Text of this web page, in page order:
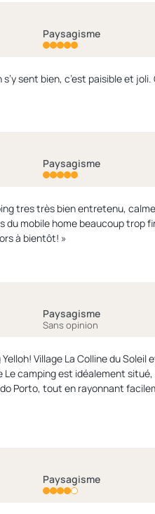
Paysagisme
Paysagisme
tres très bien entretenu,
mobile home beaucoup trop
à bientôt! »
Paysagisme
Sans opinion
Village La Colline du
camping est idéalement
Porto, tout en rayonnant
les grands monastères
la supérette du camping est
propreté exemplaire. Les
pente mal orientée au niveau
Paysagisme